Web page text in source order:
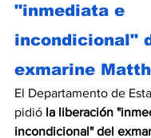
"inmediata e
incondicional"
exmarine
El Departamento de
pidió la liberación
incondicional" del